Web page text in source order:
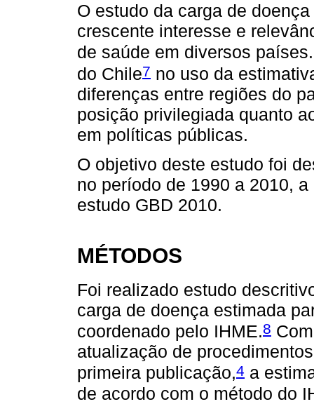
O estudo da carga de
crescente interesse e
de saúde em diversos
do Chile7 no uso da
diferenças entre regiões do
posição privilegiada quanto
em políticas públicas.
O objetivo deste estudo foi
no período de 1990 a 2010,
estudo GBD 2010.
MÉTODOS
Foi realizado estudo
carga de doença estimada
coordenado pelo IHME.8
atualização de
primeira publicação,4 a
de acordo com o método do